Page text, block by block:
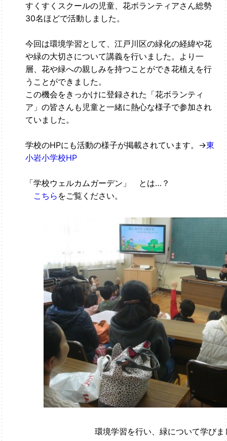
すくすくスクールの児童、花ボランティアさん総勢
30名ほどで活動しました。
今回は環境学習として、江戸川区の緑化の経緯や花
や緑の大切さについて講義を行いました。より一
層、花や緑への親しみを持つことができ花植えを行
うことができました。
この機会をきっかけに登録された「花ボランティ
ア」の皆さんも児童と一緒に熱心な様子で参加され
ていました。
学校のHPにも活動の様子が掲載されています。→東
小岩小学校HP
「学校ウェルカムガーデン」 とは…？
こちら をご覧ください。
環境学習を行い、緑について学び